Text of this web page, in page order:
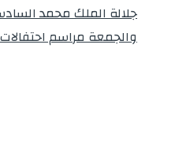
جلالة الملك محمد
والجمعة مراسم